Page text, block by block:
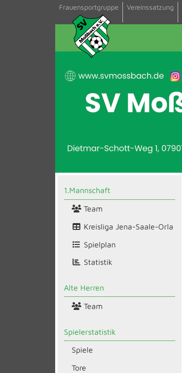
Frauensportgruppe Vereinssatzung
1.Mannschaft
Team
Kreisliga Jena-Saale-Orla
Spielplan
Statistik
Alte Herren
Team
Spielerstatistik
Spiele
Tore